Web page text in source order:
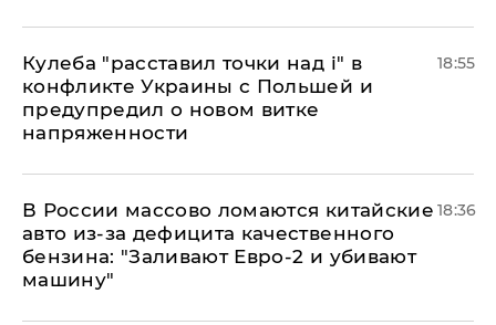
Кулеба "расставил точки над і" в
конфликте Украины с Польшей и
предупредил о новом витке
напряженности
18:55
В России массово ломаются китайские
авто из-за дефицита качественного
бензина: "Заливают Евро-2 и убивают
машину"
18:36